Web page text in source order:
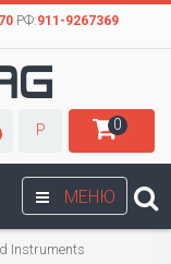
РФ:911-9267369
Р 0
МЕНЮ
Instruments